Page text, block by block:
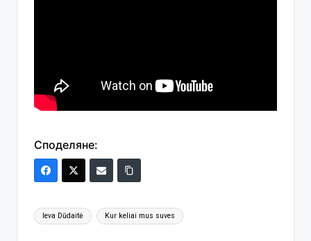
Споделяне:
Tags:
Ieva Dūdaitė Kur keliai mus suves